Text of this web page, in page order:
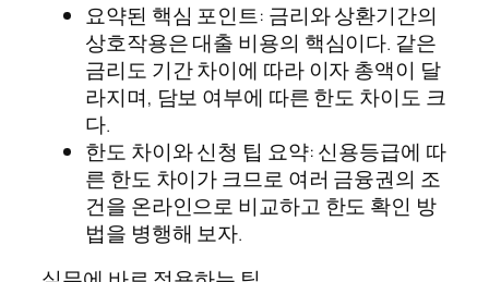
요약된 핵심 포인트: 금리와 상환기간의
상호작용은 대출 비용의 핵심이다. 같은
금리도 기간 차이에 따라 이자 총액이 달
라지며, 담보 여부에 따른 한도 차이도 크
다.
한도 차이와 신청 팁 요약: 신용등급에 따
른 한도 차이가 크므로 여러 금융권의 조
건을 온라인으로 비교하고 한도 확인 방
법을 병행해 보자.